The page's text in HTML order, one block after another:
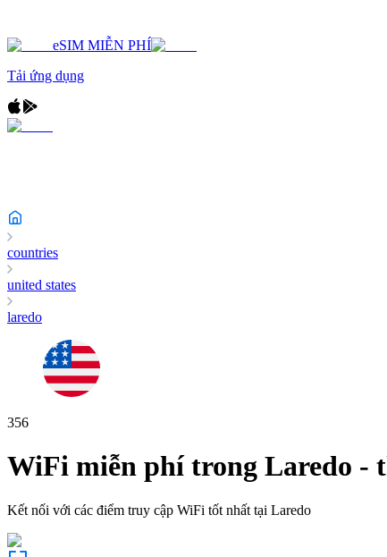
eSIM MIỄN PHÍ
Tải ứng dụng
countries
united states
laredo
356
WiFi miễn phí trong Laredo -
Kết nối với các điểm truy cập WiFi tốt nhất tại Laredo